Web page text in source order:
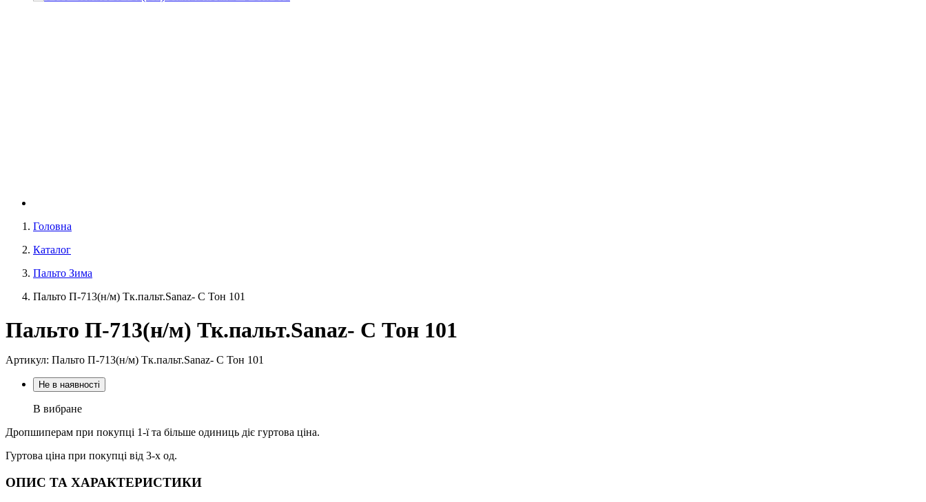
Головна
Каталог
Пальто Зима
Пальто П-713(н/м) Тк.пальт.Sanaz- C Тон 101
Пальто П-713(н/м) Тк.пальт.Sanaz- C Тон 101
Артикул: Пальто П-713(н/м) Тк.пальт.Sanaz- C Тон 101
Не в наявності
В вибране
Дропшиперам при покупці 1-ї та більше одиниць діє гуртова ціна.
Гуртова ціна при покупці від 3-х од.
ОПИС ТА ХАРАКТЕРИСТИКИ